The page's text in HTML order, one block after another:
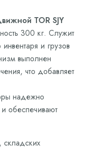
TOR SJY
300 кг. Служит
и грузов
выполнен
что добавляет
надежно
обеспечивают
складских